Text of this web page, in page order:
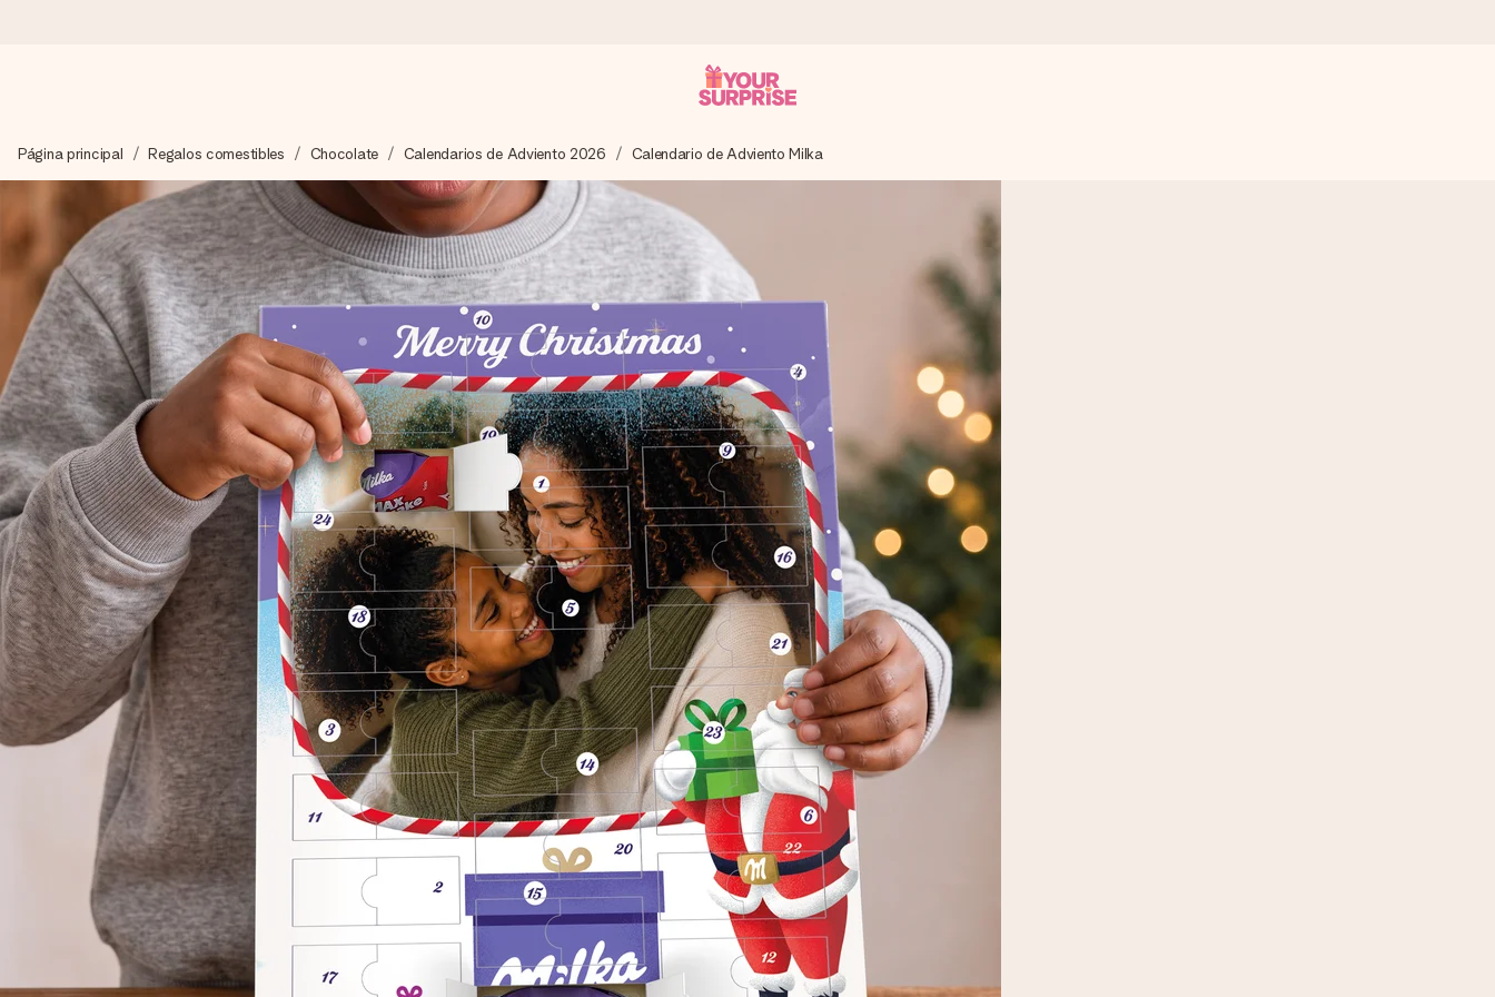
Preparamos tu regalo con cuidado y lo enviamos al vuelo, para que lo entregues en el momento perfecto, cuando más importa.
4,5 (basado en +15.000 opiniones)
Nuestros regalos inspiran. Los clientes nos dan un 4,5 en Google Reviews.
Tarjeta de felicitación gratuita
Crea algo único en pocos pasos – con su nombre, tu foto o un mensaje que llegue al corazón. Sin complicaciones, solo todo el amor para el
momento.
Página principal Regalos comestibles Chocolate Calendarios de Adviento 2026 Calendario de Adviento Milka